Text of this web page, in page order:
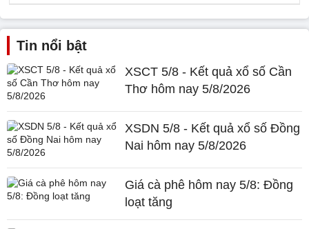
Tin nổi bật
XSCT 5/8 - Kết quả xổ số Cần
Thơ hôm nay 5/8/2026
XSDN 5/8 - Kết quả xổ số Đồng
Nai hôm nay 5/8/2026
Giá cà phê hôm nay 5/8: Đồng
loạt tăng